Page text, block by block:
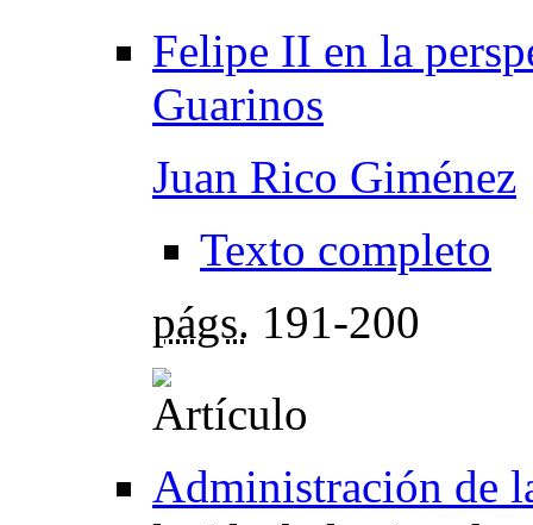
Felipe II en la
Guarinos
Juan Rico Giménez
Texto completo
págs. 191-200
Administración de